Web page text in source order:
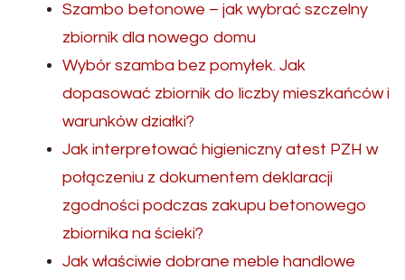
Szambo betonowe – jak wybrać szczelny
zbiornik dla nowego domu
Wybór szamba bez pomyłek. Jak
dopasować zbiornik do liczby mieszkańców i
warunków działki?
Jak interpretować higieniczny atest PZH w
połączeniu z dokumentem deklaracji
zgodności podczas zakupu betonowego
zbiornika na ścieki?
Jak właściwie dobrane meble handlowe